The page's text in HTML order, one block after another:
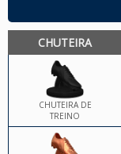
CHUTEIRA
CHUTEIRA DE
TREINO